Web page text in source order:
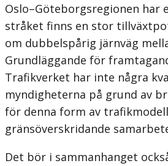
Oslo–Göteborgsregionen
stråket finns en stor
om dubbelspårig järnväg
Grundläggande för
Trafikverket har inte några
myndigheterna på grund av
för denna form av
gränsöverskridande
Det bör i sammanhanget